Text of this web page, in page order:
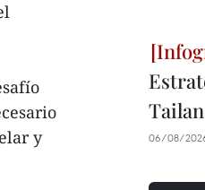
y
06/08/